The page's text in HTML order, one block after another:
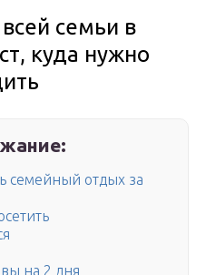
семьи в
куда нужно
семейный отдых за
на 2 дня